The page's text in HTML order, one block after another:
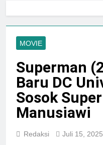
MOVIE
Superman
Baru DC
Sosok
Manusiawi
Redaksi Juli 15, 2025